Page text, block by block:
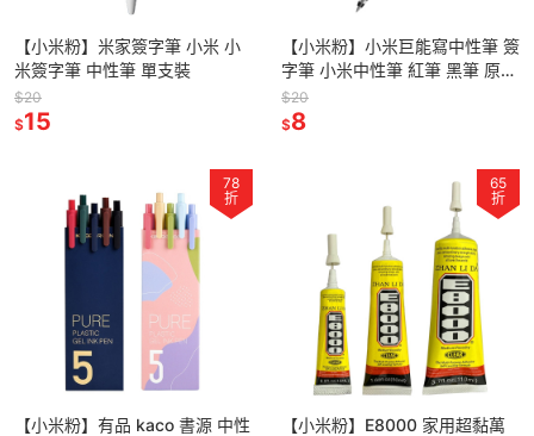
【小米粉】米家簽字筆 小米 小
米簽字筆 中性筆 單支裝
$20
$15
【小米粉】小米巨能寫中性筆 簽
字筆 小米中性筆 紅筆 黑筆 原子
筆 磨砂筆桿 小米筆 米家簽字筆
$20
$8
78
折
【小米粉】有品 kaco 書源 中性
65
折
【小米粉】E8000 家用超黏萬